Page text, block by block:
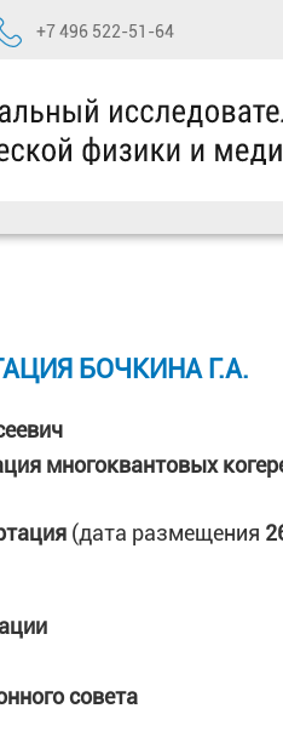
+7 496 522-51-64
БОЧКИНА Г.А.
многоквантовых
(дата размещения
совета